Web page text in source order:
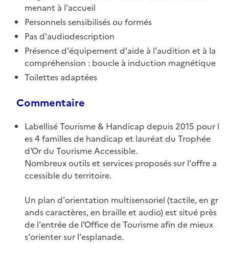
menant à l'accueil
Personnels sensibilisés ou formés
Pas d'audiodescription
Présence d'équipement d'aide à l'audition et à la
compréhension : boucle à induction magnétique
Toilettes adaptées
Commentaire
Labellisé Tourisme & Handicap depuis 2015 pour l
es 4 familles de handicap et lauréat du Trophée
d'Or du Tourisme Accessible.
Nombreux outils et services proposés sur l'offre a
ccessible du territoire.
Un plan d'orientation multisensoriel (tactile, en gr
ands caractères, en braille et audio) est situé près
de l'entrée de l'Office de Tourisme afin de mieux
s'orienter sur l'esplanade.